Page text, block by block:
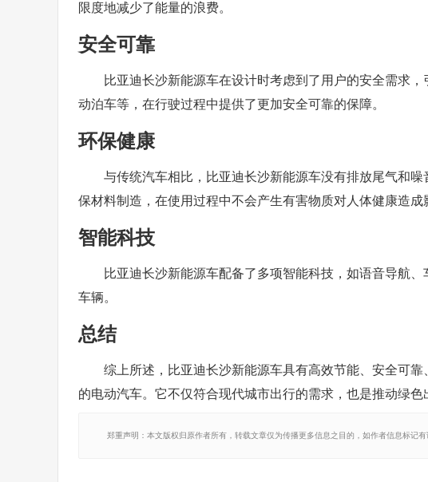
限度地减少了能量的浪费。
安全可靠
比亚迪长沙新能源车在设计时考虑到了用户的安全需求
动泊车等，在行驶过程中提供了更加安全可靠的保障。
环保健康
与传统汽车相比，比亚迪长沙新能源车没有排放尾气和
保材料制造，在使用过程中不会产生有害物质对人体健康造成
智能科技
比亚迪长沙新能源车配备了多项智能科技，如语音导航
车辆。
总结
综上所述，比亚迪长沙新能源车具有高效节能、安全可
的电动汽车。它不仅符合现代城市出行的需求，也是推动绿色
郑重声明：本文版权归原作者所有，转载文章仅为传播更多信息之目的，如作者信息标记